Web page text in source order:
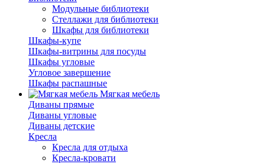
Модульные библиотеки
Стеллажи для библиотеки
Шкафы для библиотеки
Шкафы-купе
Шкафы-витрины для посуды
Шкафы угловые
Угловое завершение
Шкафы распашные
Мягкая мебель
Диваны прямые
Диваны угловые
Диваны детские
Кресла
Кресла для отдыха
Кресла-кровати